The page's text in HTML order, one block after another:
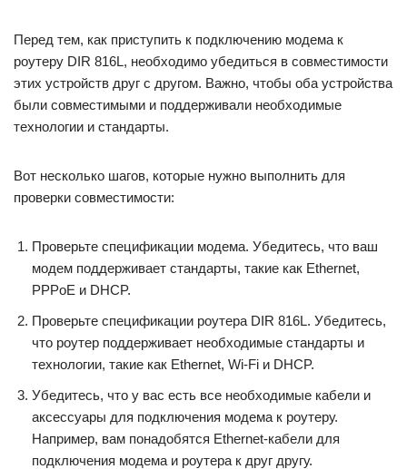
Перед тем, как приступить к подключению модема к
роутеру DIR 816L, необходимо убедиться в совместимости
этих устройств друг с другом. Важно, чтобы оба устройства
были совместимыми и поддерживали необходимые
технологии и стандарты.
Вот несколько шагов, которые нужно выполнить для
проверки совместимости:
Проверьте спецификации модема. Убедитесь, что ваш
модем поддерживает стандарты, такие как Ethernet,
PPPoE и DHCP.
Проверьте спецификации роутера DIR 816L. Убедитесь,
что роутер поддерживает необходимые стандарты и
технологии, такие как Ethernet, Wi-Fi и DHCP.
Убедитесь, что у вас есть все необходимые кабели и
аксессуары для подключения модема к роутеру.
Например, вам понадобятся Ethernet-кабели для
подключения модема и роутера к друг другу.